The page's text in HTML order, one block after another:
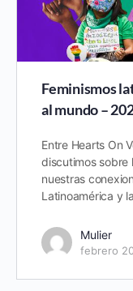
Feminismos
al mundo –
Entre Hearts On
discutimos sobre
nuestras
Latinoamérica y
Mulier
febrero